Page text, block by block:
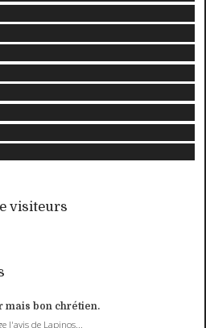
visiteurs
mais bon chrétien.
l'avis de Lapinos...